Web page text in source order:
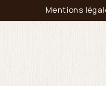
Mentions